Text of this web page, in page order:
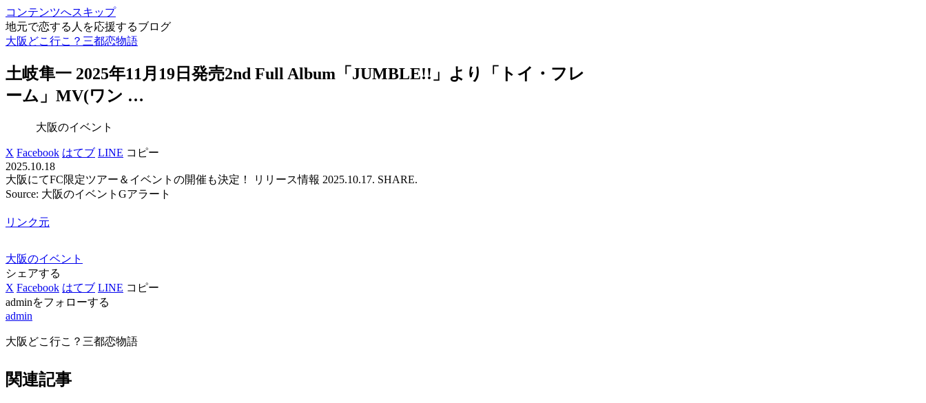
コンテンツへスキップ
地元で恋する人を応援するブログ
大阪どこ行こ？三都恋物語
土岐隼一 2025年11月19日発売2nd Full Album「JUMBLE!!」より「トイ・フレ
ーム」MV(ワン …
大阪のイベント
X Facebook はてブ LINE コピー
2025.10.18
大阪にてFC限定ツアー＆イベントの開催も決定！ リリース情報 2025.10.17. SHARE.
Source: 大阪のイベントGアラート
リンク元
大阪のイベント
シェアする
X Facebook はてブ LINE コピー
adminをフォローする
admin
大阪どこ行こ？三都恋物語
関連記事